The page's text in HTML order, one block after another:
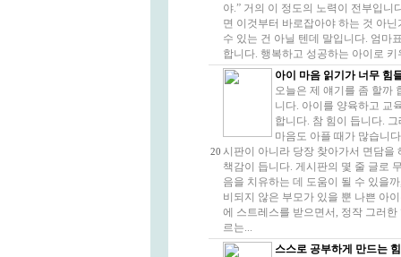
야.” 거의 이 정도의 노력이 전부입니
면 이것부터 바로잡아야 하는 것 아
수 있는 건 아닐 텐데 말입니다. 엄마
합니다. 행복하고 성공하는 아이로
20
아이 마음 읽기가 너무 힘
오늘은 제 얘기를 좀 할까
니다. 아이를 양육하고 교
합니다. 참 힘이 듭니다.
마음도 아플 때가 많습니
시판이 아니라 당장 찾아가서 면담을
책감이 듭니다. 게시판의 몇 줄 글로
음을 치유하는 데 도움이 될 수 있을
비되지 않은 부모가 있을 뿐 나쁜 아
에 스트레스를 받으면서, 정작 그러
르는...
스스로 공부하게 만드는